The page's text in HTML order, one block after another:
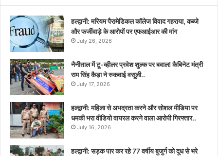
हल्द्वानी: मरियम पैरामेडिकल कॉलेज विवाद गहराया, कब्जे
और फर्जीवाड़े के आरोपों पर एफआईआर की मांग
July 26, 2026
नैनीताल में टू-व्हीलर प्रवेश शुल्क पर बवाल! कैबिनेट मंत्री
राम सिंह कैड़ा ने रुकवाई वसूली..
July 17, 2026
हल्द्वानी: महिला से अभद्रता करने और सोशल मीडिया पर
धमकी भरा वीडियो वायरल करने वाला आरोपी गिरफ्तार..
July 16, 2026
हल्द्वानी: सड़क पार कर रहे 77 वर्षीय बुजुर्ग को दूध से भरे